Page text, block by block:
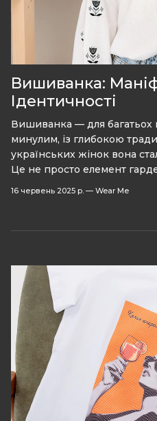
Вишиванка:
Ідентичності
Вишиванка — для багатьох
минулим, із глибокою
українських жінок вона
Це не просто елемент
16 червень 2025 р. — Wear Me